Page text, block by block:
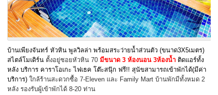
บ้านเพียงจันทร์ หัวหิน พูลวิลล่า พร้อมสระว่ายน้ำส่วนตัว (ขนาด3X5เมตร)
สไตล์โมเดิร์น ตั้งอยู่ซอยหัวหิน 70 มีขนาด 3 ห้องนอน 3ห้องน้ำ ติดแอร์ทั้ง
หลัง บริการ คาราโอเกะ ไฟเธค โต๊ะสนุ๊ก ฟรี!! สุนัขสามารถเข้าพักได้(มีค่า
บริการ) ใกล้ร้านสะดวกซื้อ 7-Eleven และ Family Mart บ้านพักมีทั้งหมด 2
หลัง รองรับผู้เข้าพักได้ 8-20 ท่าน